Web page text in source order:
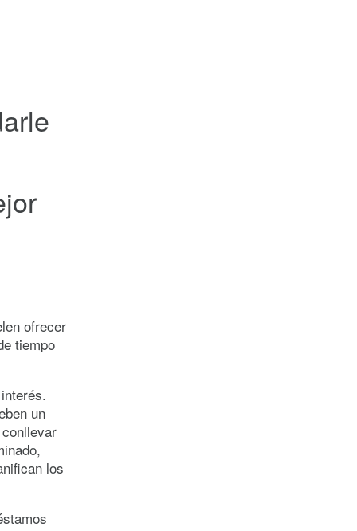
ofrecer
tiempo
un
los